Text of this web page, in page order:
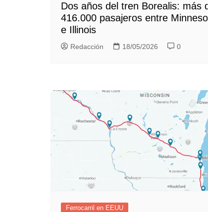
Dos años del tren Borealis: más
416.000 pasajeros entre
e Illinois
Redacción 18/05/2026 0
Ferrocarril en EEUU